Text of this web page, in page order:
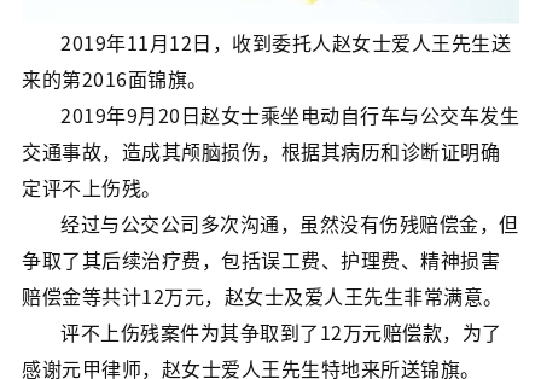
2019年11月12日，收到委托人赵女士爱人王先生送
来的第2016面锦旗。
2019年9月20日赵女士乘坐电动自行车与公交车发生
交通事故，造成其颅脑损伤，根据其病历和诊断证明确
定评不上伤残。
经过与公交公司多次沟通，虽然没有伤残赔偿金，但
争取了其后续治疗费，包括误工费、护理费、精神损害
赔偿金等共计12万元，赵女士及爱人王先生非常满意。
评不上伤残案件为其争取到了12万元赔偿款，为了
感谢元甲律师，赵女士爱人王先生特地来所送锦旗。